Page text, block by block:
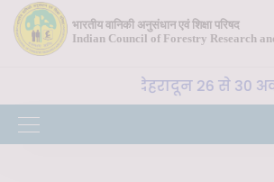
भारतीय वानिकी अनुसंधान एवं शिक्षा परिषद
Indian Council of Forestry Research
भा. वा. अ. शि. प. , देहरादून 26 से 30